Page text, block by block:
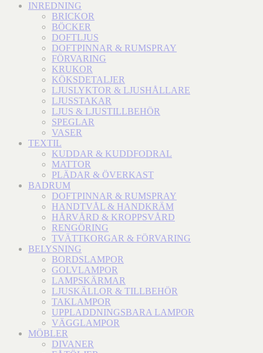
INREDNING
BRICKOR
BÖCKER
DOFTLJUS
DOFTPINNAR & RUMSPRAY
FÖRVARING
KRUKOR
KÖKSDETALJER
LJUSLYKTOR & LJUSHÅLLARE
LJUSSTAKAR
LJUS & LJUSTILLBEHÖR
SPEGLAR
VASER
TEXTIL
KUDDAR & KUDDFODRAL
MATTOR
PLÄDAR & ÖVERKAST
BADRUM
DOFTPINNAR & RUMSPRAY
HANDTVÅL & HANDKRÄM
HÅRVÅRD & KROPPSVÅRD
RENGÖRING
TVÄTTKORGAR & FÖRVARING
BELYSNING
BORDSLAMPOR
GOLVLAMPOR
LAMPSKÄRMAR
LJUSKÄLLOR & TILLBEHÖR
TAKLAMPOR
UPPLADDNINGSBARA LAMPOR
VÄGGLAMPOR
MÖBLER
DIVANER